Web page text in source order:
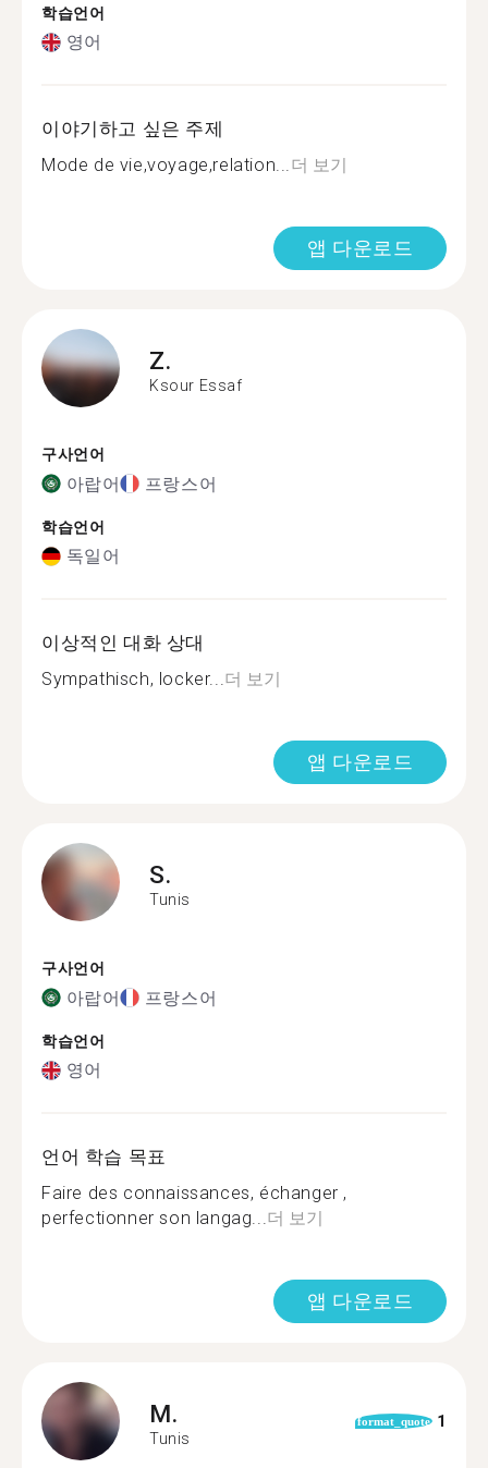
학습언어
영어
이야기하고 싶은 주제
Mode de vie,voyage,relation...더 보기
앱 다운로드
Z.
Ksour Essaf
구사언어
아랍어 프랑스어
학습언어
독일어
이상적인 대화 상대
Sympathisch, locker...더 보기
앱 다운로드
S.
Tunis
구사언어
아랍어 프랑스어
학습언어
영어
언어 학습 목표
Faire des connaissances, échanger ,
perfectionner son langag...더 보기
앱 다운로드
M.
Tunis
format_quote 1